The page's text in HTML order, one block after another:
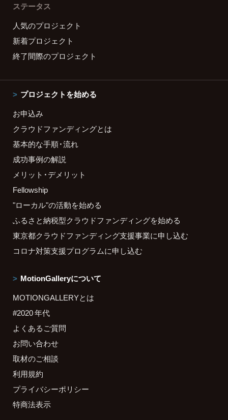
ステータス
人気のプロジェクト
新着プロジェクト
終了間際のプロジェクト
プロジェクトを始める
お申込み
クラウドファンディングとは
基本的な手順・流れ
成功事例の解説
メリット・デメリット
Fellowship
"ローカル"の活動を始める
ふるさと納税型クラウドファンディングを始める
東京都クラウドファンディング支援事業に申し込む
コロナ対策支援プログラムに申し込む
MotionGalleryについて
MOTIONGALLERYとは
#2020 年代
よくあるご質問
お問い合わせ
取材のご相談
利用規約
プライバシーポリシー
特商法表示